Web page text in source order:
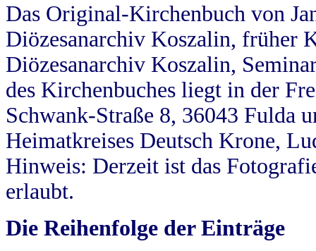
Das Original-Kirchenbuch von
Diözesanarchiv Koszalin, früher
Diözesanarchiv Koszalin,
des Kirchenbuches liegt in der
Schwank-Straße 8, 36043 Fulda
Heimatkreises Deutsch Krone,
Hinweis: Derzeit ist das
erlaubt.
Die Reihenfolge der Einträge